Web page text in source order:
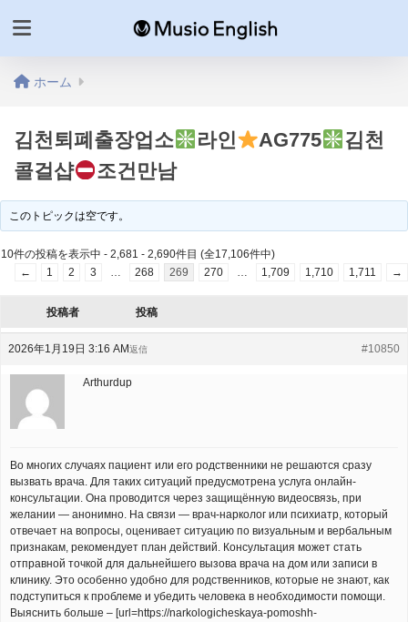
ホーム
김천퇴폐출장업소 라인 AG775
김천
콜걸샵
조건만남
このトピックは空です。
10件の投稿を表示中 - 2,681 - 2,690件目 (全17,106件中)
←
1 2 3 … 268 269 270 … 1,709 1,710 1,711 →
投稿者 投稿
2026年1月19日 3:16 AM #10850
返信
Arthurdup
Во многих случаях пациент или его родственники не решаются сразу
вызвать врача. Для таких ситуаций предусмотрена услуга онлайн-
консультации. Она проводится через защищённую видеосвязь, при
желании — анонимно. На связи — врач-нарколог или психиатр, который
отвечает на вопросы, оценивает ситуацию по визуальным и вербальным
признакам, рекомендует план действий. Консультация может стать
отправной точкой для дальнейшего вызова врача на дом или записи в
клинику. Это особенно удобно для родственников, которые не знают, как
подступиться к проблеме и убедить человека в необходимости помощи.
Выяснить больше – [url=https://narkologicheskaya-pomoshh-